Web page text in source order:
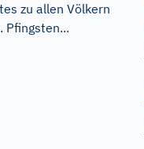
zu allen Völkern
Pfingsten...